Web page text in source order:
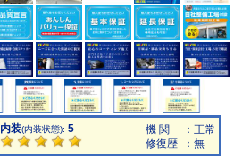
内装(内装状態): 5
機 関
修復歴
：正常
：無